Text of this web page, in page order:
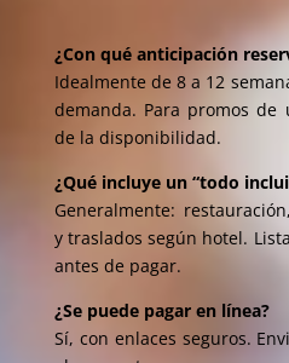
¿Con qué anticipación
Idealmente de 8 a 12
demanda. Para promos
de la disponibilidad.
¿Qué incluye un “todo
Generalmente:
y traslados según hotel.
antes de pagar.
¿Se puede pagar en línea?
Sí, con enlaces seguros.